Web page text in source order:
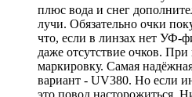
плюс вода и снег
лучи. Обязательно очки
что, если в линзах нет УФ-
даже отсутствие очков. При
маркировку. Самая
вариант - UV380. Но если
это повод насторожиться.